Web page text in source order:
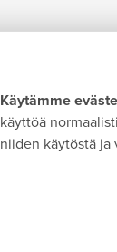
Käytämme
käyttöä
niiden käytöstä ja